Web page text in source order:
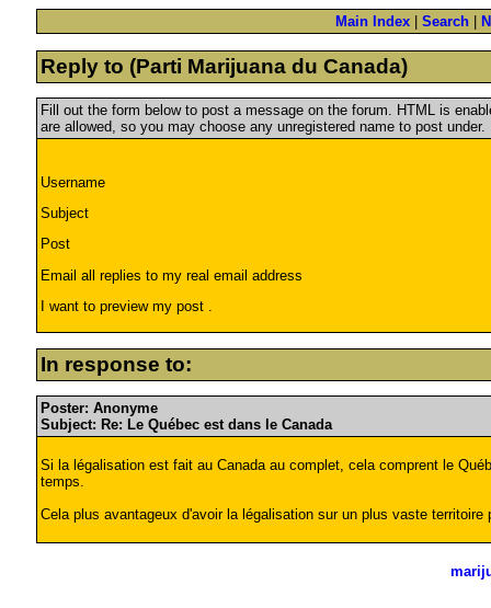
Main Index Search
Reply to (Parti Marijuana du Canada)
Fill out the form below to post a message on the forum. HTML is
are allowed, so you may choose any unregistered name to post under.
Username
Subject
Post
Email all replies to my real email address
I want to preview my post .
In response to:
Poster: Anonyme
Subject: Re: Le Québec est dans le Canada
Si la légalisation est fait au Canada au complet, cela comprent le
temps.
Cela plus avantageux d'avoir la légalisation sur un plus vaste territoire